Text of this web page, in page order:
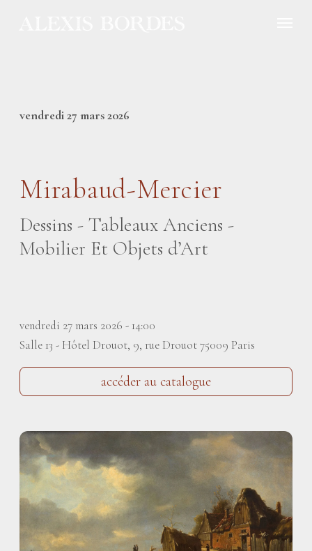
vendredi 27 mars 2026
Mirabaud-Mercier
Dessins - Tableaux Anciens -
Mobilier Et Objets d’Art
vendredi 27 mars 2026 - 14:00
Salle 13 - Hôtel Drouot, 9, rue Drouot 75009 Paris
accéder au catalogue